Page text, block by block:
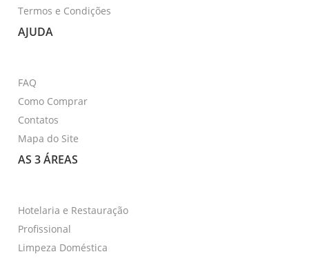
Termos e Condições
AJUDA
FAQ
Como Comprar
Contatos
Mapa do Site
AS 3 ÁREAS
Hotelaria e Restauração
Profissional
Limpeza Doméstica